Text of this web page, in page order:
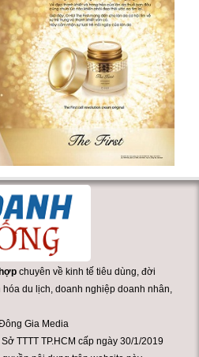
chuyên về kinh tế tiêu dùng, đời
du lịch, doanh nghiệp doanh nhân,
Gia Media
TTTT TP.HCM cấp ngày 30/1/2019